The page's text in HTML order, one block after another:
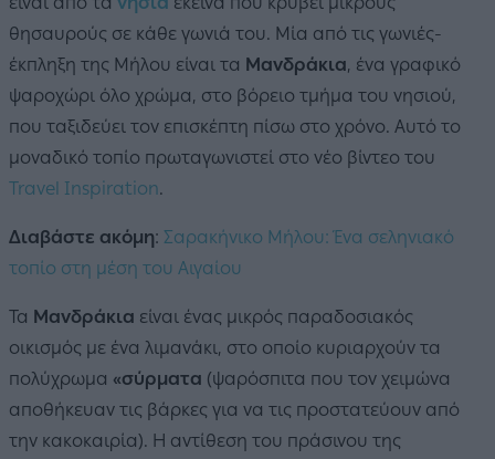
θησαυρούς σε κάθε γωνιά του. Μία από τις γωνιές-
έκπληξη της Μήλου είναι τα Μανδράκια, ένα γραφικό
ψαροχώρι όλο χρώμα, στο βόρειο τμήμα του νησιού,
που ταξιδεύει τον επισκέπτη πίσω στο χρόνο. Αυτό το
μοναδικό τοπίο πρωταγωνιστεί στο νέο βίντεο του
Travel Inspiration.
Διαβάστε ακόμη: Σαρακήνικο Μήλου: Ένα σεληνιακό
τοπίο στη μέση του Αιγαίου
Τα Μανδράκια είναι ένας μικρός παραδοσιακός
οικισμός με ένα λιμανάκι, στο οποίο κυριαρχούν τα
πολύχρωμα «σύρματα (ψαρόσπιτα που τον χειμώνα
αποθήκευαν τις βάρκες για να τις προστατεύουν από
την κακοκαιρία). Η αντίθεση του πράσινου της